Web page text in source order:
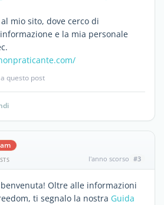
mio sito, dove cerco di
e la mia personale
questo post
l'anno scorso #3
benvenuta! Oltre alle informazioni
ti segnalo la nostra Guida